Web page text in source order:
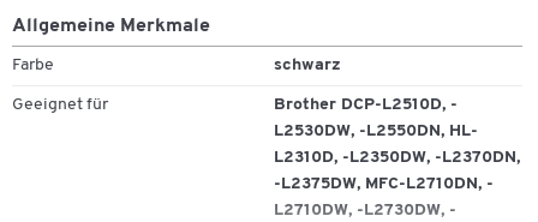
Brother DCP-L2510D/ DCP-L2530DW/ DCP-L2550DN/ HL-
L2310D/ HL-L2350DW/ HL-L2370DN/ HL-L2375DW/ MFC-
Allgemeine Merkmale
Farbe schwarz
Geeignet für
Brother DCP-L2510D, -
L2530DW, -L2550DN, HL-
L2310D, -L2350DW, -L2370DN,
-L2375DW, MFC-L2710DN, -
L2710DW, -L2730DW, -